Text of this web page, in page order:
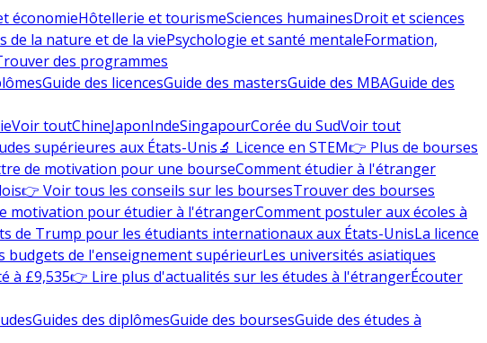
économieHôtellerie et tourismeSciences humainesDroit et sciences
de la nature et de la viePsychologie et santé mentaleFormation,
des programmes
Guide des licencesGuide des mastersGuide des MBAGuide des
Voir toutChineJaponIndeSingapourCorée du SudVoir tout
supérieures aux États-Unis🔬 Licence en STEM👉 Plus de bourses
de motivation pour une bourseComment étudier à l'étranger
👉 Voir tous les conseils sur les boursesTrouver des bourses
motivation pour étudier à l'étrangerComment postuler aux écoles à
de Trump pour les étudiants internationaux aux États-UnisLa licence
budgets de l'enseignement supérieurLes universités asiatiques
à £9,535👉 Lire plus d'actualités sur les études à l'étrangerÉcouter
Guides des diplômesGuide des boursesGuide des études à